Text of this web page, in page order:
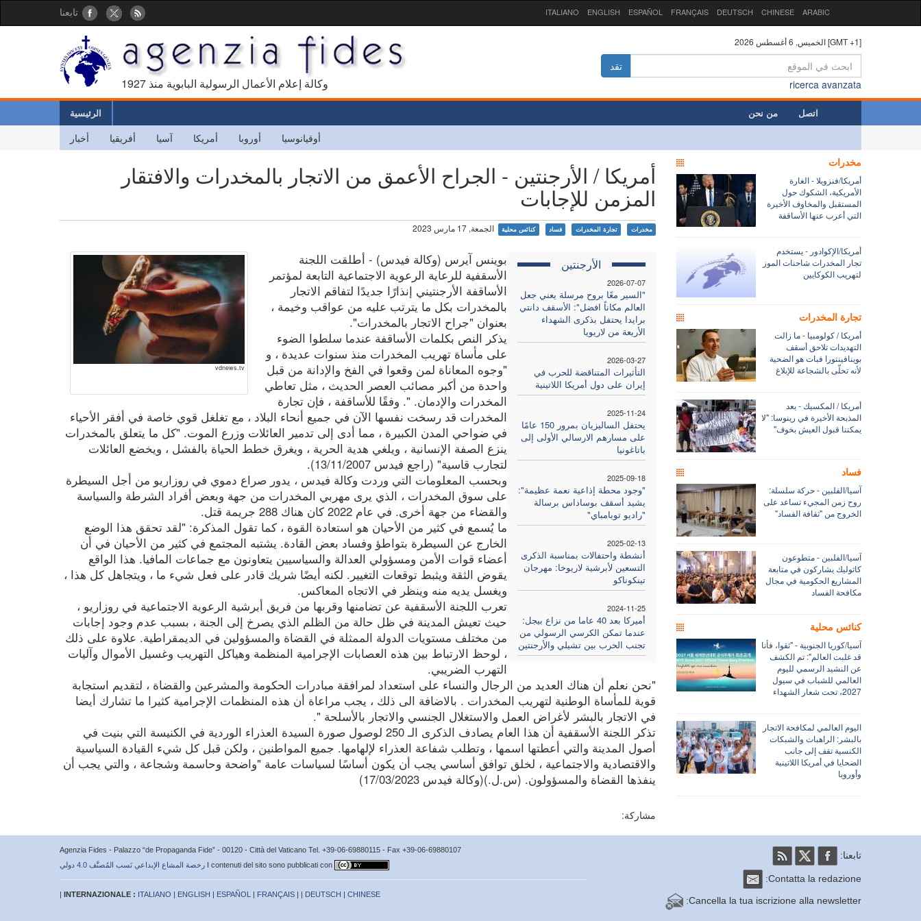
تابعنا ITALIANO ENGLISH ESPAÑOL FRANÇAIS DEUTSCH CHINESE ARABIC
1927 وكالة إعلام الأعمال الرسولية البابوية منذ
الخميس, 6 أغسطس 2026 [GMT +1]
تقد
ricerca avanzata
الرئيسية من نحن اتصل
أخبار أفريقيا آسيا أمريكا أوروبا أوقيانوسيا
أمريكا / الأرجنتين - الجراح الأعمق من الاتجار بالمخدرات والافتقار
المزمن للإجابات
الجمعة, 17 مارس 2023 مخدرات تجارة المخدرات فساد كنائس محلية
vdnews.tv
الأرجنتين
2026-07-07
"السير معًا بروح مرسلة يعني جعل
العالم مكاناً افضل": الأسقف دانتي
برايدا يحتفل بذكرى الشهداء
الأربعة من لاريويا
2026-03-27
التأثيرات المتناقضة للحرب في
إيران على دول أمريكا اللاتينية
2025-11-24
يحتفل الساليزيان بمرور 150 عامًا
على مسارهم الارسالي الأولى إلى
باتاغونيا
2025-09-18
"وجود محطة إذاعية نعمة عظيمة":
يشيد أسقف بوساداس برسالة
"راديو توبامباي"
2025-02-13
أنشطة واحتفالات بمناسبة الذكرى
التسعين لأبرشية لاريوخا: مهرجان
تينكوناكو
2024-11-25
أميركا بعد 40 عاما من نزاع بيجل:
عندما تمكن الكرسي الرسولي من
تجنب الحرب بين تشيلي والأرجنتين
بوينس آيرس (وكالة فيدس) - أطلقت اللجنة
الأسقفية للرعاية الرعوية الاجتماعية التابعة لمؤتمر
الأساقفة الأرجنتيني إنذارًا جديدًا لتفاقم الاتجار
بالمخدرات بكل ما يترتب عليه من عواقب وخيمة ،
بعنوان "جراح الاتجار بالمخدرات".
يذكر النص بكلمات الأساقفة عندما سلطوا الضوء
على مأساة تهريب المخدرات منذ سنوات عديدة ، و
"وجوه المعاناة لمن وقعوا في الفخ والإدانة من قبل
واحدة من أكبر مصائب العصر الحديث ، مثل تعاطي
المخدرات والإدمان. ". وفقًا للأساقفة ، فإن تجارة
المخدرات قد رسخت نفسها الآن في جميع أنحاء البلاد ، مع تغلغل قوي خاصة في أفقر الأحياء
في ضواحي المدن الكبيرة ، مما أدى إلى تدمير العائلات وزرع الموت. "كل ما يتعلق بالمخدرات
ينزع الصفة الإنسانية ، ويلغي هدية الحرية ، ويغرق خطط الحياة بالفشل ، ويخضع العائلات
لتجارب قاسية" (راجع فيدس 13/11/2007).
وبحسب المعلومات التي وردت وكالة فيدس ، يدور صراع دموي في روزاريو من أجل السيطرة
على سوق المخدرات ، الذي يرى مهربي المخدرات من جهة وبعض أفراد الشرطة والسياسة
والقضاء من جهة أخرى. في عام 2022 كان هناك 288 جريمة قتل.
ما يُسمع في كثير من الأحيان هو استعادة القوة ، كما تقول المذكرة: "لقد تحقق هذا الوضع
الخارج عن السيطرة بتواطؤ وفساد بعض القادة. يشتبه المجتمع في كثير من الأحيان في أن
أعضاء قوات الأمن ومسؤولي العدالة والسياسيين يتعاونون مع جماعات المافيا. هذا الواقع
يقوض الثقة ويثبط توقعات التغيير. لكنه أيضًا شريك قادر على فعل شيء ما ، ويتجاهل كل هذا ،
ويغسل يديه منه وينظر في الاتجاه المعاكس.
تعرب اللجنة الأسقفية عن تضامنها وقربها من فريق أبرشية الرعوية الاجتماعية في روزاريو ،
حيث تعيش المدينة في ظل حالة من الظلم الذي يصرخ إلى الجنة ، بسبب عدم وجود إجابات
من مختلف مستويات الدولة الممثلة في القضاة والمسؤولين في الديمقراطية. علاوة على ذلك
، لوحظ الارتباط بين هذه العصابات الإجرامية المنظمة وهياكل التهريب وغسيل الأموال وآليات
التهرب الضريبي.
"نحن نعلم أن هناك العديد من الرجال والنساء على استعداد لمرافقة مبادرات الحكومة والمشرعين والقضاة ، لتقديم استجابة
قوية للمأساة الوطنية لتهريب المخدرات . بالاضافة الى ذلك ، يجب مراعاة أن هذه المنظمات الإجرامية كثيرا ما تشارك أيضا
في الاتجار بالبشر لأغراض العمل والاستغلال الجنسي والاتجار بالأسلحة ".
تذكر اللجنة الأسقفية أن هذا العام يصادف الذكرى الـ 250 لوصول صورة السيدة العذراء الوردية في الكنيسة التي بنيت في
أصول المدينة والتي أعطتها اسمها ، وتطلب شفاعة العذراء لإلهامها. جميع المواطنين ، ولكن قبل كل شيء القيادة السياسية
والاقتصادية والاجتماعية ، لخلق توافق أساسي يجب أن يكون أساسًا لسياسات عامة "واضحة وحاسمة وشجاعة ، والتي يجب أن
ينفذها القضاة والمسؤولون. (س.ل.)(وكالة فيدس 17/03/2023)
مشاركة:
مخدرات
أمريكا/فنزويلا - الغارة
الأمريكية، الشكوك حول
المستقبل والمخاوف الأخيرة
التي أعرب عنها الأساقفة
أمريكا/الإكوادور - يستخدم
تجار المخدرات شاحنات الموز
لتهريب الكوكايين
تجارة المخدرات
أمريكا / كولومبيا - ما زالت
التهديدات تلاحق أسقف
بوينافينتورا فبات هو الضحية
لأنه تحلّى بالشجاعة للإبلاغ
أمريكا / المكسيك - بعد
المذبحة الأخيرة في رينوسا: "لا
يمكننا قبول العيش بخوف"
فساد
آسيا/الفلبين - حركة سلسلة:
روح زمن المجيء تساعد على
الخروج من "ثقافة الفساد"
آسيا/الفلبين - متطوعون
كاثوليك يشاركون في متابعة
المشاريع الحكومية في مجال
مكافحة الفساد
كنائس محلية
آسيا/كوريا الجنوبية - "ثقوا، فأنا
قد غلبت العالم": تم الكشف
عن النشيد الرسمي لليوم
العالمي للشباب في سيول
2027، تحت شعار الشهداء
اليوم العالمي لمكافحة الاتجار
بالبشر: الراهبات والشبكات
الكنسية تقف إلى جانب
الضحايا في أمريكا اللاتينية
وأوروبا
Agenzia Fides - Palazzo “de Propaganda Fide” - 00120 - Città del Vaticano Tel. +39-06-69880115 - Fax +39-06-69880107
I contenuti del sito sono pubblicati con رخصة المشاع الإبداعي نَسب المُصنَّف 4.0 دولي
INTERNAZIONALE : ITALIANO | ENGLISH | ESPAÑOL | FRANÇAIS | | DEUTSCH | CHINESE
|
تابعنا:
Contatta la redazione:
Cancella la tua iscrizione alla newsletter: